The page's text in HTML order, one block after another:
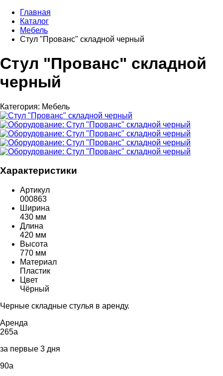
Главная
Каталог
Мебель
Стул "Прованс" складной черный
Стул "Прованс" складной
черный
Категория: Мебель
Характеристики
Артикул
000863
Ширина
430 мм
Длина
420 мм
Высота
770 мм
Материал
Пластик
Цвет
Чёрный
Черные складные стулья в аренду.
Аренда
265a
за первые 3 дня
90a